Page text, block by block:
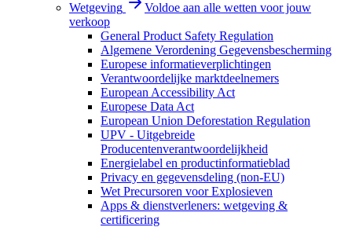
Wetgeving
Voldoe aan alle wetten voor jouw
verkoop
General Product Safety Regulation
Algemene Verordening Gegevensbescherming
Europese informatieverplichtingen
Verantwoordelijke marktdeelnemers
European Accessibility Act
Europese Data Act
European Union Deforestation Regulation
UPV - Uitgebreide
Producentenverantwoordelijkheid
Energielabel en productinformatieblad
Privacy en gegevensdeling (non-EU)
Wet Precursoren voor Explosieven
Apps & dienstverleners: wetgeving &
certificering